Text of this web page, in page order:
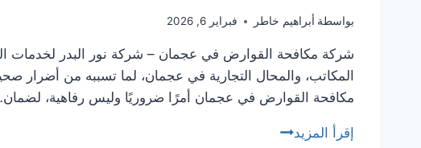
بواسطة أبراهيم خاطر فبراير 6, 2026
شركة مكافحة القوارض في عجمان – شركة نور البدر لخدمات
المكاتب، والمحال التجارية في عجمان، لما تسببه من أضرار
مكافحة القوارض في عجمان أمرًا ضروريًا وليس رفاهية،
إقرأ المزيدشركة